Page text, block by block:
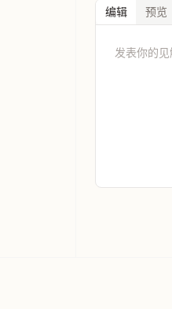
编辑 预览